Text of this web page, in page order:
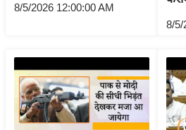
g
w
s
ला
इ
8/5/2026 12:00:00 AM
8/5/